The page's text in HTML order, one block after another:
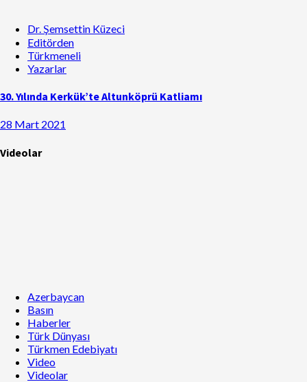
Dr. Şemsettin Küzeci
Editörden
Türkmeneli
Yazarlar
30. Yılında Kerkük’te Altunköprü Katliamı
28 Mart 2021
Videolar
Azerbaycan
Basın
Haberler
Türk Dünyası
Türkmen Edebiyatı
Video
Videolar